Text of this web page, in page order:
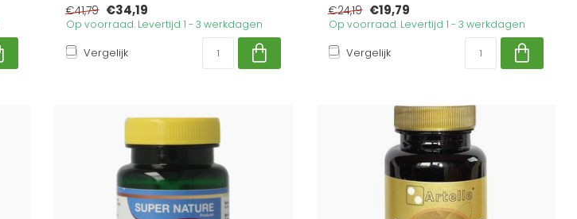
€41,79 €34,19
Op voorraad. Levertijd 1 - 3 werkdagen
Vergelijk
€24,19 €19,79
Op voorraad. Levertijd 1 - 3 werkdagen
Vergelijk